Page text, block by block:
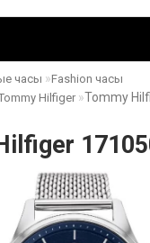
часы
Fashion часы
Hilfiger
Tommy